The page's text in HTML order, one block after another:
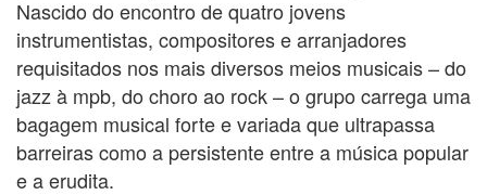
Nascido do encontro de quatro jovens
instrumentistas, compositores e arranjadores
requisitados nos mais diversos meios musicais – do
jazz à mpb, do choro ao rock – o grupo carrega uma
bagagem musical forte e variada que ultrapassa
barreiras como a persistente entre a música popular
e a erudita.